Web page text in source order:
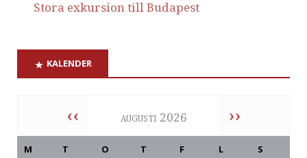
Stora exkursion till Budapest
KALENDER
‹‹ augusti 2026 ››
M T O T F L S